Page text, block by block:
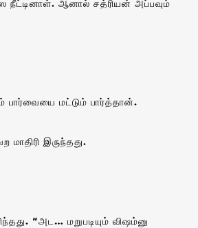
நீட்டினாள். ஆனால் சத்ரியன் அப்பவும்
பார்வையை மட்டும் பார்த்தான்.
இருந்தது.
“அட… மறுபடியும் விஷம்னு